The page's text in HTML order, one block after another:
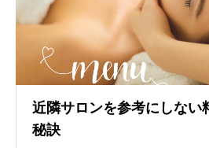
近隣サロンを参考にしない
秘訣